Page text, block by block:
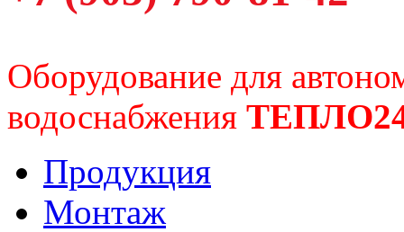
Оборудование для
водоснабжения
Продукция
Монтаж